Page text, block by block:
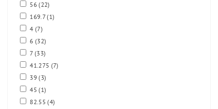
56(22)
169.7(1)
4 (7)
6 (32)
7(33)
41.275 (7)
39(3)
45(1)
82.55(4)